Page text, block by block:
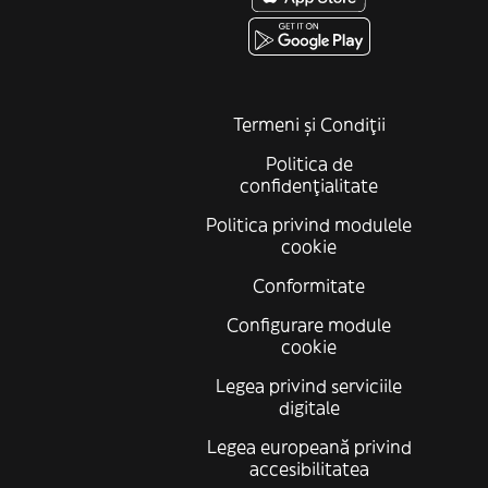
Termeni și Condiții
Politica de
confidenţialitate
Politica privind modulele
cookie
Conformitate
Configurare module
cookie
Legea privind serviciile
digitale
Legea europeană privind
accesibilitatea